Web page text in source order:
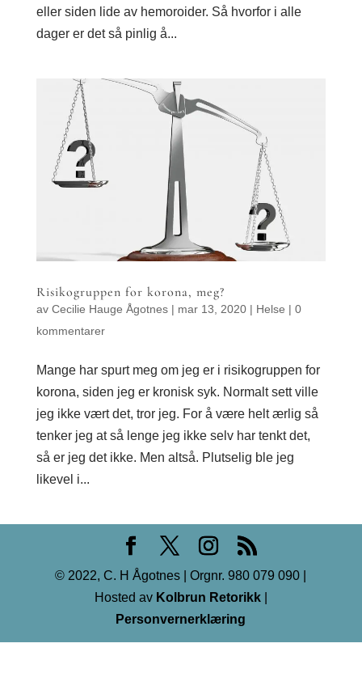
eller siden lide av hemoroider. Så hvorfor i alle
dager er det så pinlig å...
Risikogruppen for korona, meg?
av Cecilie Hauge Ågotnes| mar 13, 2020| Helse | 0
kommentarer
Mange har spurt meg om jeg er i risikogruppen for
korona, siden jeg er kronisk syk. Normalt sett ville
jeg ikke vært det, tror jeg. For å være helt ærlig så
tenker jeg at så lenge jeg ikke selv har tenkt det,
så er jeg det ikke. Men altså. Plutselig ble jeg
likevel i...
© 2022, C. H Ågotnes | Orgnr. 980 079 090 |
Hosted avKolbrun Retorikk|
Personvernerklæring